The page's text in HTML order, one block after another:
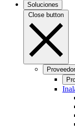
Soluciones
Close button